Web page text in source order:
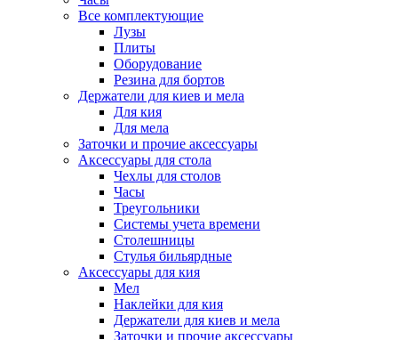
Все комплектующие
Лузы
Плиты
Оборудование
Резина для бортов
Держатели для киев и мела
Для кия
Для мела
Заточки и прочие аксессуары
Аксессуары для стола
Чехлы для столов
Часы
Треугольники
Системы учета времени
Столешницы
Стулья бильярдные
Аксессуары для кия
Мел
Наклейки для кия
Держатели для киев и мела
Заточки и прочие аксессуары